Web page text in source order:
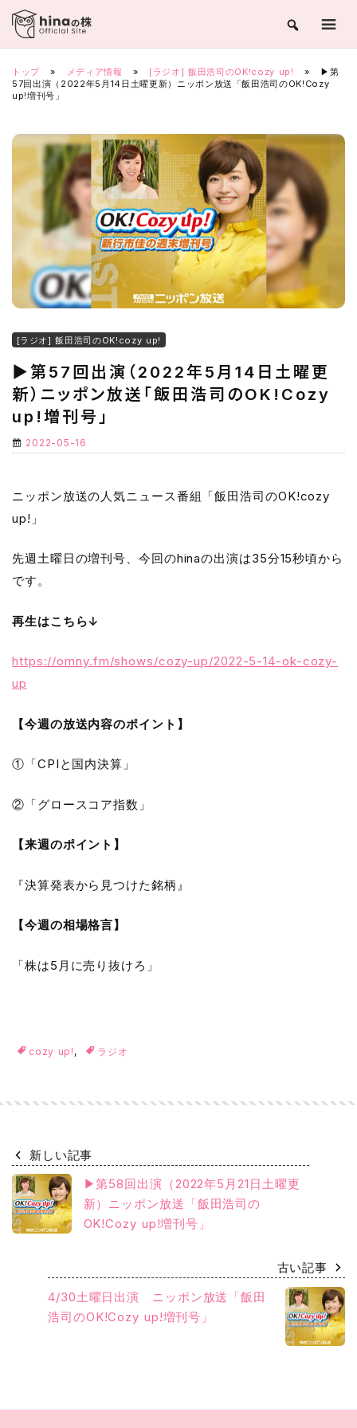
Skip
content
トップ » メディア情報 » [ラジオ] 飯田浩司のOK!cozy up! »
▶第
57回出演（2022年5月14日土曜更新）ニッポン放送「飯田浩司のOK!Cozy
up!増刊号」
[ラジオ] 飯田浩司のOK!cozy up!
▶第57回出演（2022年5月14日土曜更
新）ニッポン放送「飯田浩司のOK!Cozy
up!増刊号」
2022-05-16
ニッポン放送の人気ニュース番組「飯田浩司のOK!cozy
up!」
先週土曜日の増刊号、今回のhinaの出演は35分15秒頃から
です。
再生はこちら↓
https://omny.fm/shows/cozy-up/2022-5-14-ok-cozy-
up
【今週の放送内容のポイント】
①「CPIと国内決算」
②「グロースコア指数」
【来週のポイント】
『決算発表から見つけた銘柄』
【今週の相場格言】
「株は5月に売り抜けろ」
cozy up! , ラジオ
新しい記事
▶第58回出演（2022年5月21日土曜更
新）ニッポン放送「飯田浩司の
OK!Cozy up!増刊号」
古い記事
4/30土曜日出演 ニッポン放送「飯田
浩司のOK!Cozy up!増刊号」